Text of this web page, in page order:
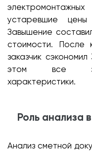
устаревшие
Завышение
стоимости. После
заказчик
этом все
характеристики.
Роль анализа
Анализ сметной